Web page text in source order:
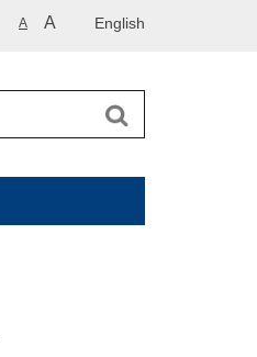
English
A A